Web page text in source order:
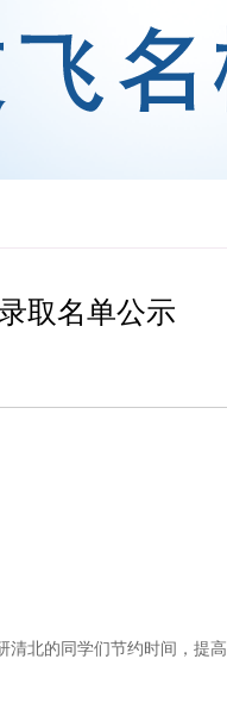
取名单公示
清北的同学们节约时间，提高